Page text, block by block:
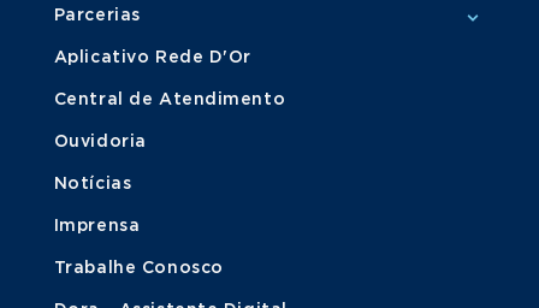
Parcerias
Aplicativo Rede D'Or
Central de Atendimento
Ouvidoria
Notícias
Imprensa
Trabalhe Conosco